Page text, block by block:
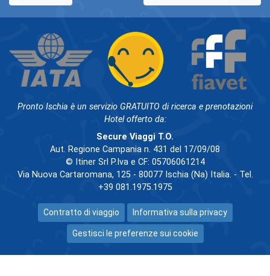
Pronto Ischia è un servizio GRATUITO di ricerca e prenotazioni
Hotel offerto da:
Secure Viaggi T.O.
Aut. Regione Campania n. 431 del 17/09/08
© Itiner Srl P.Iva e CF: 05706061214
Via Nuova Cartaromana, 125 - 80077 Ischia (Na) Italia. - Tel.
+39 081.1975.1975
Contratto di viaggio Informativa sulla privacy
Gestisci le preferenze sui cookie